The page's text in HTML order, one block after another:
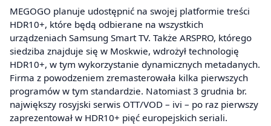
MEGOGO planuje udostępnić na swojej platformie treści
HDR10+, które będą odbierane na wszystkich
urządzeniach Samsung Smart TV. Także ARSPRO, którego
siedziba znajduje się w Moskwie, wdrożył technologię
HDR10+, w tym wykorzystanie dynamicznych metadanych.
Firma z powodzeniem zremasterowała kilka pierwszych
programów w tym standardzie. Natomiast 3 grudnia br.
największy rosyjski serwis OTT/VOD – ivi – po raz pierwszy
zaprezentował w HDR10+ pięć europejskich seriali.